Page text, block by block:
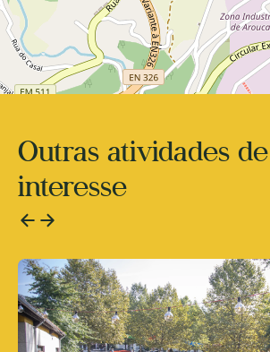
Outras atividades de
interesse